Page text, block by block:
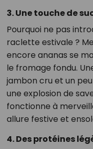
3. Une touche de
Pourquoi ne pas
raclette estivale ?
encore ananas se
le fromage fondu.
jambon cru et un
une explosion de
fonctionne à
allure festive et
4. Des protéines